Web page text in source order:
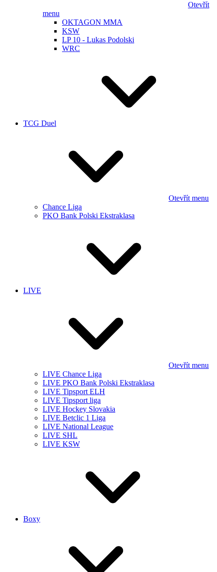
Otevřít
menu
OKTAGON MMA
KSW
LP 10 - Lukas Podolski
WRC
TCG Duel
Otevřít menu
Chance Liga
PKO Bank Polski Ekstraklasa
LIVE
Otevřít menu
LIVE Chance Liga
LIVE PKO Bank Polski Ekstraklasa
LIVE Tipsport ELH
LIVE Tipsport liga
LIVE Hockey Slovakia
LIVE Betclic 1 Liga
LIVE National League
LIVE SHL
LIVE KSW
Boxy